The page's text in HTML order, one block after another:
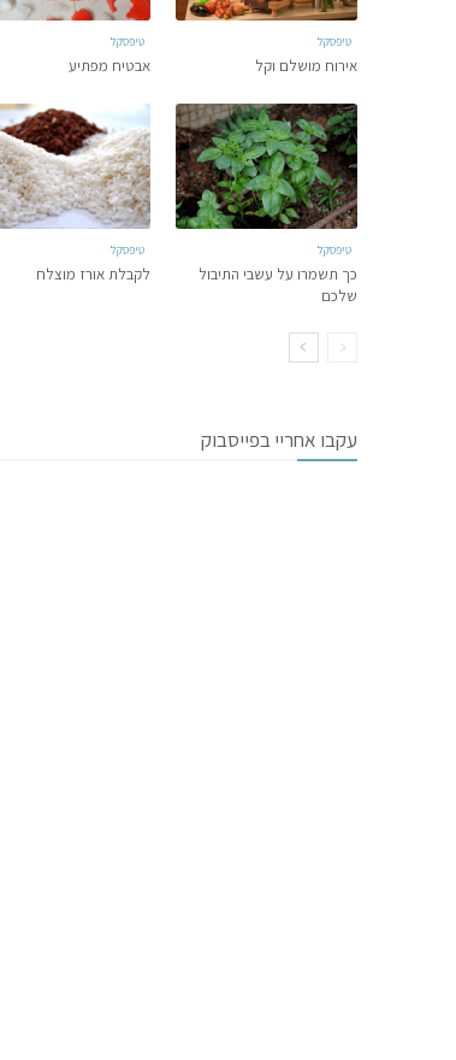
טיפסקל
אירוח מושלם וקל
טיפסקל
אבטיח מפתיע
טיפסקל
כך תשמרו על עשבי התיבול
שלכם
טיפסקל
לקבלת אורז מוצלח
עקבו אחריי בפייסבוק